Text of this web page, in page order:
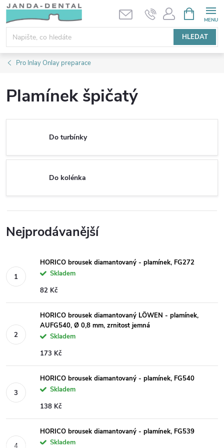
Přejít
obsah
HLEDAT
NÁKUPNÍ
KOŠÍK
Pro Inlay Onlay preparace
Plamínek špičatý
Do turbínky
Do kolénka
Nejprodávanější
HORICO brousek diamantovaný - plamínek, FG272
Skladem
82 Kč
HORICO brousek diamantovaný LÖWEN - plamínek,
AUFG540, Ø 0,8 mm, zrnitost jemná
Skladem
173 Kč
HORICO brousek diamantovaný - plamínek, FG540
Skladem
138 Kč
HORICO brousek diamantovaný - plamínek, FG539
Skladem